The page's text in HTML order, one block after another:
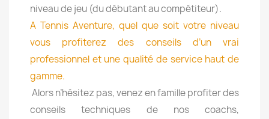
niveau de jeu (du débutant au compétiteur).
A Tennis Aventure, quel que soit votre niveau
vous profiterez des conseils d’un vrai
professionnel et une qualité de service haut de
gamme.
Alors n’hésitez pas, venez en familleprofiterdes
conseils techniques de nos coachs,